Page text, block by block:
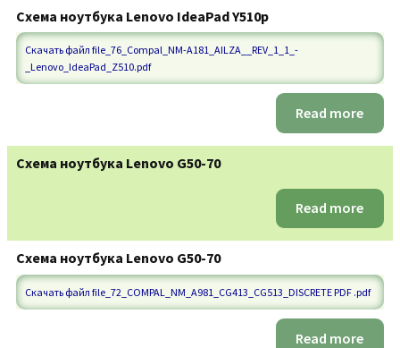
Схема ноутбука Lenovo IdeaPad Y510p
Скачать файл file_76_Compal_NM-A181_AILZA__REV_1_1_-
_Lenovo_IdeaPad_Z510.pdf
Read more
Схема ноутбука Lenovo G50-70
Read more
Схема ноутбука Lenovo G50-70
Скачать файл file_72_COMPAL_NM_A981_CG413_CG513_DISCRETE PDF .pdf
Read more